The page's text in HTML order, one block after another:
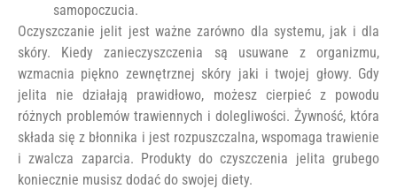
samopoczucia.
Oczyszczanie jelit jest ważne zarówno dla systemu, jak i dla
skóry. Kiedy zanieczyszczenia są usuwane z organizmu,
wzmacnia piękno zewnętrznej skóry jaki i twojej głowy. Gdy
jelita nie działają prawidłowo, możesz cierpieć z powodu
różnych problemów trawiennych i dolegliwości. Żywność, która
składa się z błonnika i jest rozpuszczalna, wspomaga trawienie
i zwalcza zaparcia. Produkty do czyszczenia jelita grubego
koniecznie musisz dodać do swojej diety.